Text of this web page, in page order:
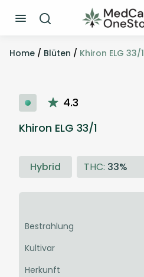
Home / Blüten / Khiron ELG 33/1
4.3
Khiron ELG 33/1
Hybrid THC: 33%
Bestrahlung
Kultivar
Herkunft